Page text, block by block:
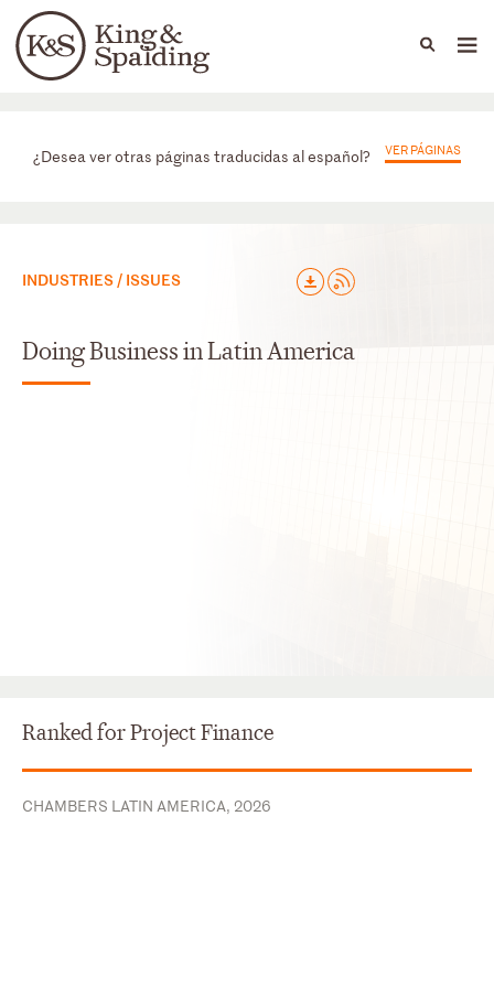
Languages
People Capabilities
Prácticas
¿Desea ver otras páginas traducidas al español? VER PÁGINAS
INDUSTRIES / ISSUES
Doing Business in Latin America
Ranked for Project Finance
CHAMBERS LATIN AMERICA, 2026